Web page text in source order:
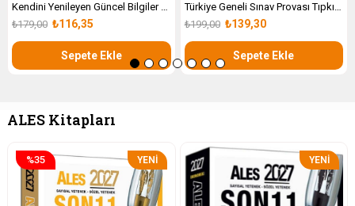
Kendini Yenileyen Güncel Bilgiler +
10 Deneme İlaveli
₺116,35
₺179,00
Sepete Ekle
Türkiye Geneli Sınav Provası Tıpkı
Basım Deneme Sınavları Tamamı
₺139,30
₺199,00
Sepete Ekle
ALES Kitapları
%35
YENI
ÜRÜN
YENI
ÜRÜN